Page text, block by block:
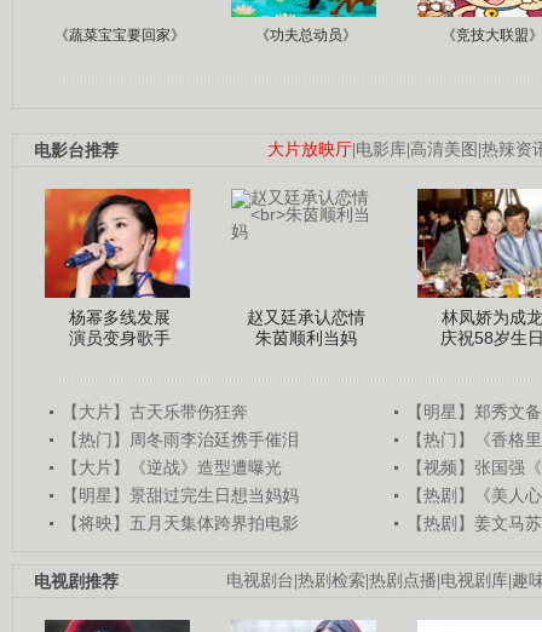
《蔬菜宝宝要回家》 《功夫总动员》 《竞技大联盟》
大片放映厅|电影库|高清美图 |热辣资
电影台推荐
杨幂多线发展
演员变身歌手
赵又廷承认恋情
朱茵顺利当妈
林凤娇为成龙
庆祝58岁生
【大片】古天乐带伤狂奔
【明星】郑秀文
【热门】周冬雨李治廷携手催泪
【热门】《香格
【大片】《逆战》造型遭曝光
【视频】张国强
【明星】景甜过完生日想当妈妈
【热剧】《美人
【将映】五月天集体跨界拍电影
【热剧】姜文马
电视剧台|热剧检索|热剧点播|电视剧库|趣
电视剧推荐